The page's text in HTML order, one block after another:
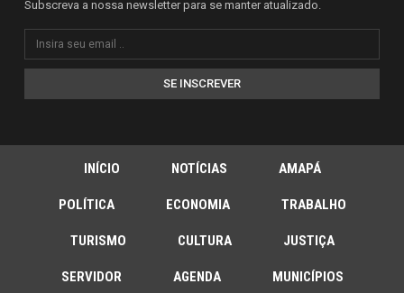
Subscreva a nossa newsletter para se manter atualizado.
SE INSCREVER
INÍCIO NOTÍCIAS AMAPÁ
POLÍTICA ECONOMIA TRABALHO
TURISMO CULTURA JUSTIÇA
SERVIDOR AGENDA MUNICÍPIOS